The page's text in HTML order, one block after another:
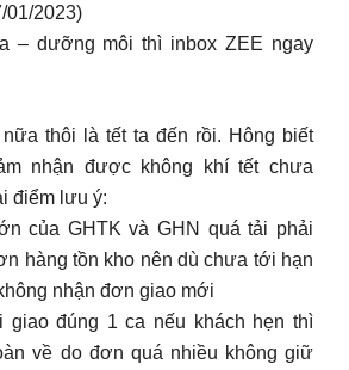
01/2023)
– dưỡng môi thì inbox ZEE ngay
thôi là tết ta đến rồi. Hông biết
nhận được không khí tết chưa
điểm lưu ý:
của GHTK và GHN quá tải phải
hàng tồn kho nên dù chưa tới hạn
nhận đơn giao mới
giao đúng 1 ca nếu khách hẹn thì
về do đơn quá nhiều không giữ